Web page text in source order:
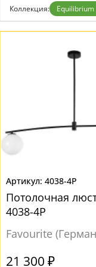
Коллекция: Equilibrium
4038-4P
Потолочная
4038-4P
Favourite
21 300 ₽